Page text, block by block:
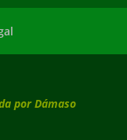
por Dámaso